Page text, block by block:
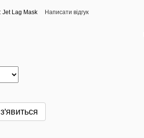
Jet Lag Mask Написати відгук